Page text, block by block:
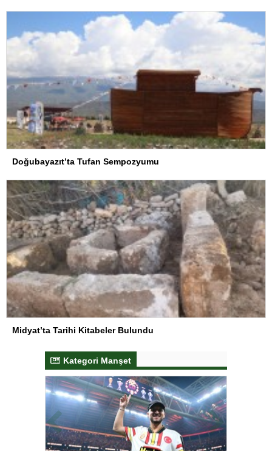
Doğubayazıt’ta Tufan Sempozyumu
Midyat’ta Tarihi Kitabeler Bulundu
Kategori Manşet